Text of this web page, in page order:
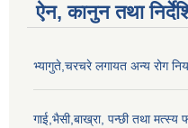
ऐन, कानुन तथा
भ्यागुते,चरचरे लगायत अन्य रोग
गाई,भैसी,बाख्रा, पन्छी तथा मत्स्य